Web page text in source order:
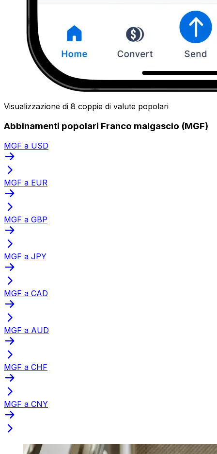
Visualizzazione di 8 coppie di valute popolari
Abbinamenti popolari Franco malgascio (MGF)
MGF a USD
MGF a EUR
MGF a GBP
MGF a JPY
MGF a CAD
MGF a AUD
MGF a CHF
MGF a CNY